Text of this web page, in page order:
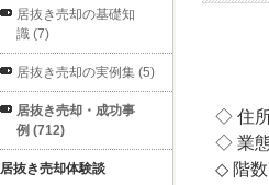
◇ 住
◇ 業
◇ 階
居抜き売却の基礎知
識 (7)
居抜き売却の実例集 (5)
居抜き売却・成功事
例 (712)
居抜き売却体験談